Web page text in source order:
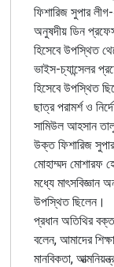
ফিশারিজ সুপার
অনুষদীয় ডিন
হিসেবে উপস্থিত
ভাইস-চ্যান্সেলর
হিসেবে উপস্থিত
ছাত্র পরামর্শ ও
সামিউল আহসান
উক্ত ফিশারিজ
মোহাম্মদ মোশারফ
মধ্যে মাৎসবিজ্ঞান
উপস্থিত ছিলেন।
প্রধান অতিথির
বলেন, আমাদের
মানবিকতা,